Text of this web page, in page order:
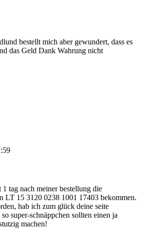
bestellt mich aber gewundert, dass es
das Geld Dank Wahrung nicht
1 tag nach meiner bestellung die
LT 15 3120 0238 1001 17403 bekommen.
hab ich zum glück deine seite
super-schnäppchen sollten einen ja
machen!